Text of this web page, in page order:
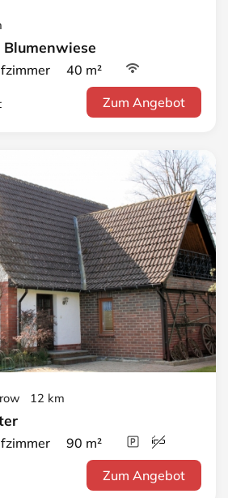
40 m²
Zum Angebot
12 km
90 m²
Zum Angebot